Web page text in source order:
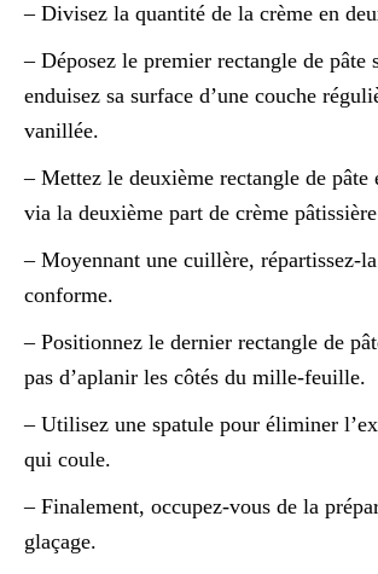
– Divisez la quantité de la crème en
– Déposez le premier rectangle de pâte
enduisez sa surface d’une couche
vanillée.
– Mettez le deuxième rectangle de pâte
via la deuxième part de crème
– Moyennant une cuillère, répartissez-
conforme.
– Positionnez le dernier rectangle de
pas d’aplanir les côtés du mille-feuille.
– Utilisez une spatule pour éliminer
qui coule.
– Finalement, occupez-vous de la
glaçage.